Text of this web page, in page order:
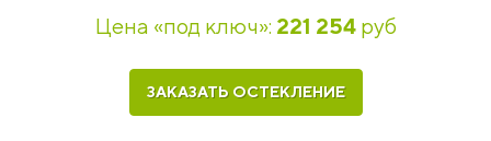
Цена «под ключ»: 221 254руб
ЗАКАЗАТЬ ОСТЕКЛЕНИЕ